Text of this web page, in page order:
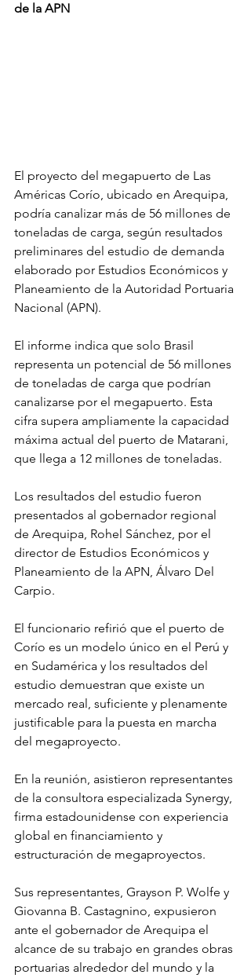
de la APN
El proyecto del megapuerto de Las
Américas Corío, ubicado en Arequipa,
podría canalizar más de 56 millones de
toneladas de carga, según resultados
preliminares del estudio de demanda
elaborado por Estudios Económicos y
Planeamiento de la Autoridad Portuaria
Nacional (APN).
El informe indica que solo Brasil
representa un potencial de 56 millones
de toneladas de carga que podrían
canalizarse por el megapuerto. Esta
cifra supera ampliamente la capacidad
máxima actual del puerto de Matarani,
que llega a 12 millones de toneladas.
Los resultados del estudio fueron
presentados al gobernador regional
de Arequipa, Rohel Sánchez, por el
director de Estudios Económicos y
Planeamiento de la APN, Álvaro Del
Carpio.
El funcionario refirió que el puerto de
Corío es un modelo único en el Perú y
en Sudamérica y los resultados del
estudio demuestran que existe un
mercado real, suficiente y plenamente
justificable para la puesta en marcha
del megaproyecto.
En la reunión, asistieron representantes
de la consultora especializada Synergy,
firma estadounidense con experiencia
global en financiamiento y
estructuración de megaproyectos.
Sus representantes, Grayson P. Wolfe y
Giovanna B. Castagnino, expusieron
ante el gobernador de Arequipa el
alcance de su trabajo en grandes obras
portuarias alrededor del mundo y la